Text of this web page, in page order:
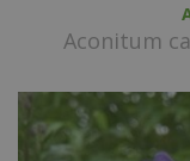
Aconitum